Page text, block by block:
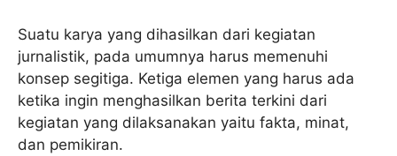
Suatu karya yang dihasilkan dari kegiatan
jurnalistik, pada umumnya harus memenuhi
konsep segitiga. Ketiga elemen yang harus ada
ketika ingin menghasilkan berita terkini dari
kegiatan yang dilaksanakan yaitu fakta, minat,
dan pemikiran.